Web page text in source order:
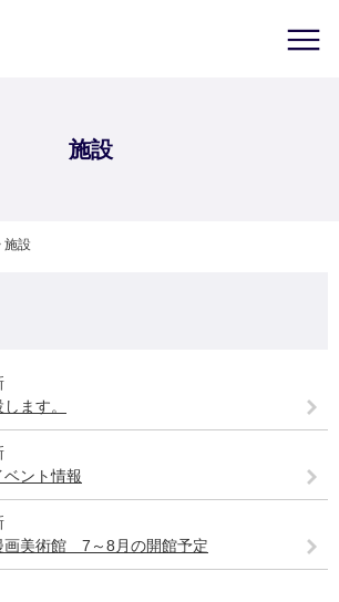
施設
施設
ます。
ント情報
画美術館 7～8月の開館予定